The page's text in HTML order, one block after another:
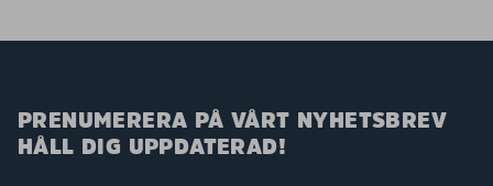
PRENUMERERA PÅ VÅRT NYHETSBREV
HÅLL DIG UPPDATERAD!